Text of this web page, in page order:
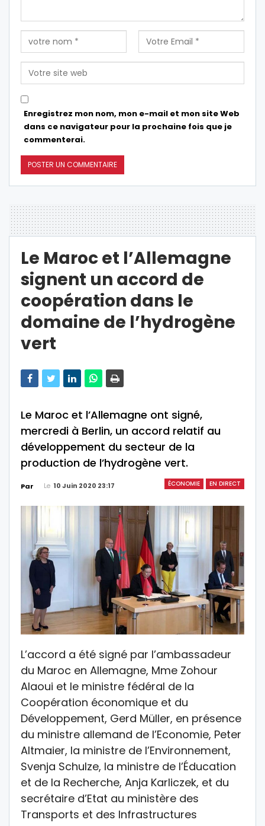
Enregistrez mon nom, mon e-mail et mon site Web
dans ce navigateur pour la prochaine fois que je
commenterai.
Le Maroc et l’Allemagne
signent un accord de
coopération dans le
domaine de l’hydrogène
vert
Le Maroc et l’Allemagne ont signé,
mercredi à Berlin, un accord relatif au
développement du secteur de la
production de l’hydrogène vert.
ÉCONOMIE EN DIRECT
Par Le 10 Juin 2020 23:17
L’accord a été signé par l’ambassadeur
du Maroc en Allemagne, Mme Zohour
Alaoui et le ministre fédéral de la
Coopération économique et du
Développement, Gerd Müller, en présence
du ministre allemand de l’Economie, Peter
Altmaier, la ministre de l’Environnement,
Svenja Schulze, la ministre de l’Éducation
et de la Recherche, Anja Karliczek, et du
secrétaire d’Etat au ministère des
Transports et des Infrastructures